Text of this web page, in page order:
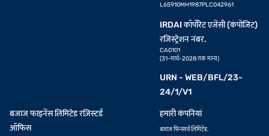
L65910MH1987PLC042961
IRDAI कॉर्पोरेट एजेंसी (कंपोजिट)
रजिस्ट्रेशन नंबर.
CA0101
(31-मार्च-2028 तक मान्य)
URN - WEB/BFL/23-
24/1/V1
बजाज फाइनेंस लिमिटेड रज़िस्टर्ड
ऑफिस
हमारी कंपनियां
बजाज फिनसर्व लिमिटेड.